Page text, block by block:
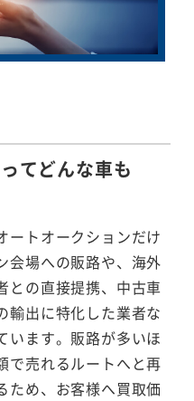
てどんな車も
ートオークションだけ
会場への販路や、海外
との直接提携、中古車
輸出に特化した業者な
います。販路が多いほ
で売れるルートへと再
ため、お客様へ買取価